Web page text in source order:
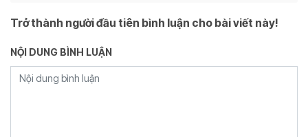
Trở thành người đầu tiên bình luận cho bài viết này!
NỘI DUNG BÌNH LUẬN